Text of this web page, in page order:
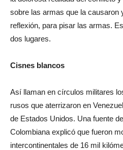
sobre las armas que la causaron
reflexión, para pisar las armas.
dos lugares.
Cisnes blancos
Así llaman en círculos militares
rusos que aterrizaron en
de Estados Unidos. Una fuente
Colombiana explicó que fueron
intercontinentales de 16 mil